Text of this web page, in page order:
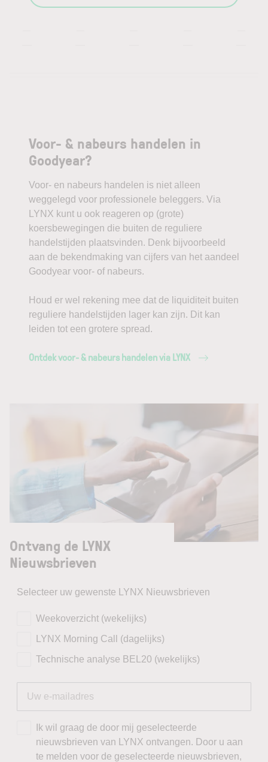
Voor- & nabeurs handelen in
Goodyear?
Voor- en nabeurs handelen is niet alleen
weggelegd voor professionele beleggers. Via
LYNX kunt u ook reageren op (grote)
koersbewegingen die buiten de reguliere
handelstijden plaatsvinden. Denk bijvoorbeeld
aan de bekendmaking van cijfers van het aandeel
Goodyear voor- of nabeurs.
Houd er wel rekening mee dat de liquiditeit buiten
reguliere handelstijden lager kan zijn. Dit kan
leiden tot een grotere spread.
Ontdek voor- & nabeurs handelen via LYNX
Ontvang de LYNX
Nieuwsbrieven
Selecteer uw gewenste LYNX Nieuwsbrieven
Weekoverzicht (wekelijks)
LYNX Morning Call (dagelijks)
Technische analyse BEL20 (wekelijks)
Ik wil graag de door mij geselecteerde
nieuwsbrieven van LYNX ontvangen. Door u aan
te melden voor de geselecteerde nieuwsbrieven,